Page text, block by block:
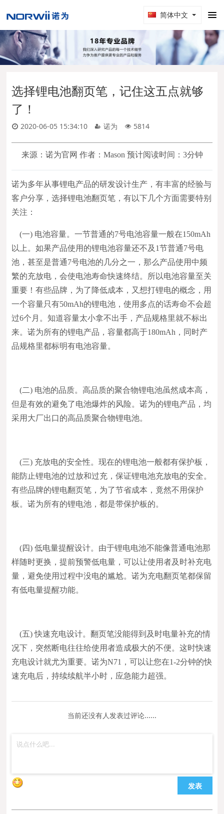
简体中文
选择锂电池翻页笔，记住这五点就够
了！
2020-06-05 15:34:10 诺为 5814
来源：诺为官网 作者：Mason 预计阅读时间：3分钟
诺为多年从事锂电产品的研发设计生产，有丰富的经验与
客户分享，选择锂电池翻页笔，有以下几个方面需要特别
关注：
(一) 电池容量。一节普通的7号电池容量一般在150mAh
以上。如果产品使用的锂电池容量还不及1节普通7号电
池，甚至是普通7号电池的几分之一，那么产品使用中频
繁的充放电，会使电池寿命快速终结。所以电池容量至关
重要！有些品牌，为了降低成本，又想打锂电的概念，用
一个容量只有50mAh的锂电池，使用多点的话寿命不会超
过6个月。知道容量太小拿不出手，产品规格里就不标出
来。诺为所有的锂电产品，容量都高于180mAh，同时产
品规格里都标明有电池容量。
(二) 电池的品质。高品质的聚合物锂电池虽然成本高，
但是有效的避免了电池爆炸的风险。诺为的锂电产品，均
采用大厂出口的高品质聚合物锂电池。
(三) 充放电的安全性。现在的锂电池一般都有保护板，
能防止锂电池的过放和过充，保证锂电池充放电的安全。
有些品牌的锂电翻页笔，为了节省成本，竟然不用保护
板。诺为所有的锂电池，都是带保护板的。
(四) 低电量提醒设计。由于锂电电池不能像普通电池那
样随时更换，提前预警低电量，可以让使用者及时补充电
量，避免使用过程中没电的尴尬。诺为充电翻页笔都保留
有低电量提醒功能。
(五) 快速充电设计。翻页笔没能得到及时电量补充的情
况下，突然断电往往给使用者造成极大的不便。这时快速
充电设计就尤为重要。诺为N71，可以让您在1-2分钟的快
速充电后，持续续航半小时，应急能力超强。
当前还没有人发表过评论......
发表